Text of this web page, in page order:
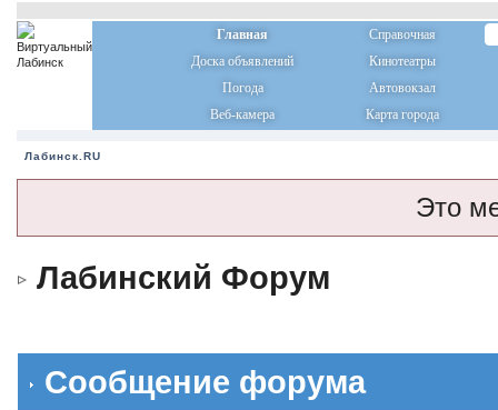
Главная
Справочная
Доска объявлений
Кинотеатры
Погода
Автовокзал
Веб-камера
Карта города
Лабинск.RU
Это
Лабинский Форум
Сообщение форума